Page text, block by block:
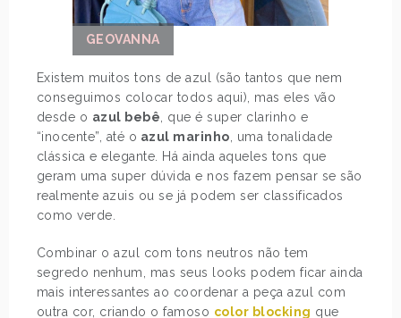
GEOVANNA
Existem muitos tons de azul (são tantos que nem
conseguimos colocar todos aqui), mas eles vão
desde o azul bebê , que é super clarinho e
“inocente”, até o azul marinho , uma tonalidade
clássica e elegante. Há ainda aqueles tons que
geram uma super dúvida e nos fazem pensar se são
realmente azuis ou se já podem ser classificados
como verde.
Combinar o azul com tons neutros não tem
segredo nenhum, mas seus looks podem ficar ainda
mais interessantes ao coordenar a peça azul com
outra cor, criando o famoso color blocking que